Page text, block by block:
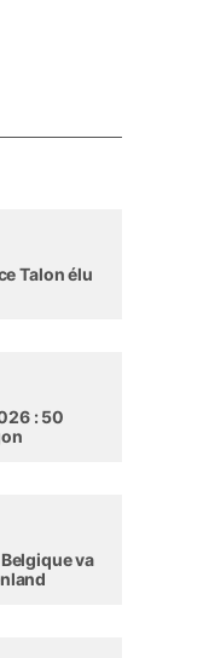
Talon élu
: 50
va